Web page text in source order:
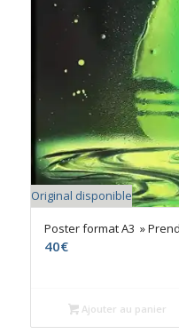
Original disponible
Poster format A3 »
40€
Ajouter au panier